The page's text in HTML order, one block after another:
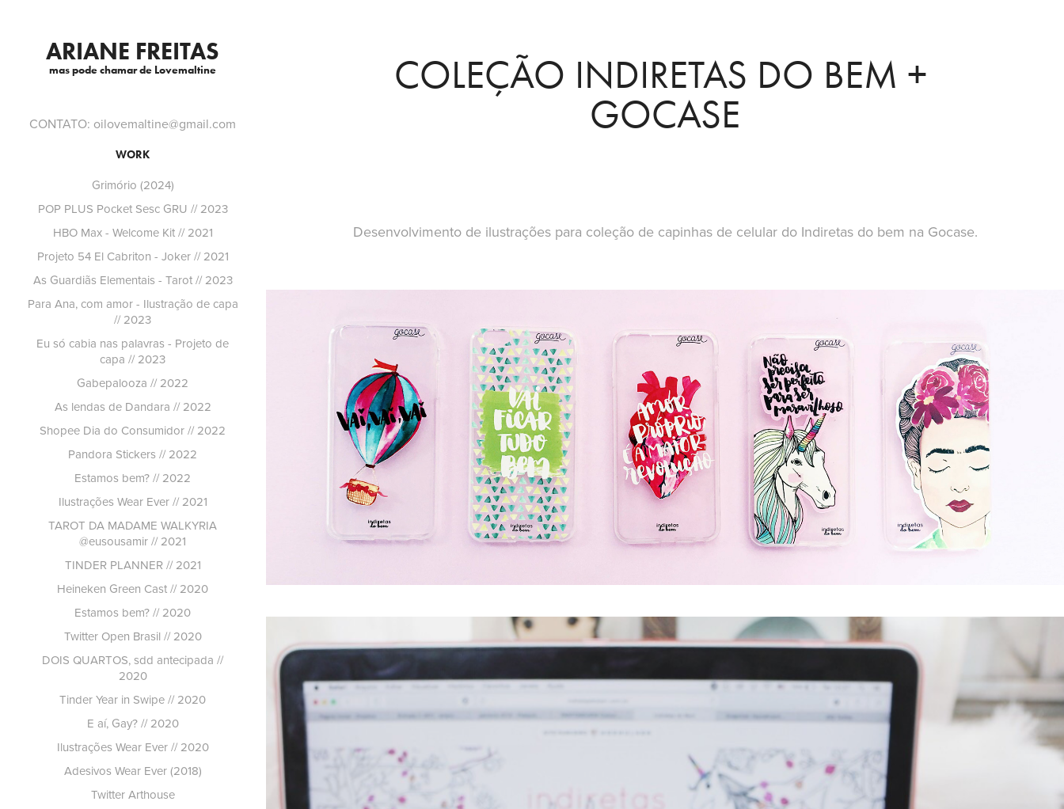
ARIANE FREITAS
mas pode chamar de Lovemaltine
CONTATO: oilovemaltine@gmail.com
WORK
Grimório (2024)
POP PLUS Pocket Sesc GRU // 2023
HBO Max - Welcome Kit // 2021
Projeto 54 El Cabriton - Joker // 2021
As Guardiãs Elementais - Tarot // 2023
Para Ana, com amor - Ilustração de capa
// 2023
Eu só cabia nas palavras - Projeto de
capa // 2023
Gabepalooza // 2022
As lendas de Dandara // 2022
Shopee Dia do Consumidor // 2022
Pandora Stickers // 2022
Estamos bem? // 2022
Ilustrações Wear Ever // 2021
TAROT DA MADAME WALKYRIA
@eusousamir // 2021
TINDER PLANNER // 2021
Heineken Green Cast // 2020
Estamos bem? // 2020
Twitter Open Brasil // 2020
DOIS QUARTOS, sdd antecipada //
2020
Tinder Year in Swipe // 2020
E aí, Gay? // 2020
Ilustrações Wear Ever // 2020
Adesivos Wear Ever (2018)
Twitter Arthouse
COLEÇÃO INDIRETAS DO BEM +
GOCASE
Desenvolvimento de ilustrações para coleção de capinhas de celular do Indiretas do bem na Gocase.